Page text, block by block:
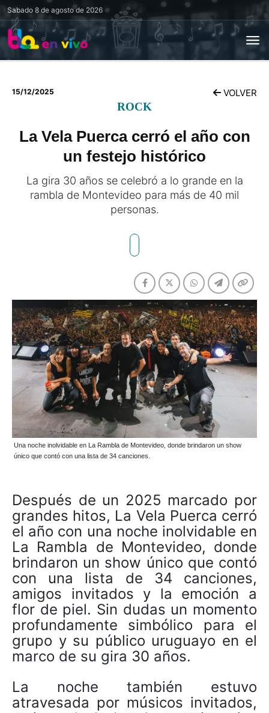
Sabado 8 de agosto de 2026
15/12/2025 VOLVER
ROCK
La Vela Puerca cerró el año con
un festejo histórico
La gira 30 años se celebró a lo grande en la
rambla de Montevideo para más de 40 mil
personas.
Una noche inolvidable en La Rambla de Montevideo, donde brindaron un show
único que contó con una lista de 34 canciones.
Después de un 2025 marcado por
grandes hitos, La Vela Puerca cerró
el año con una noche inolvidable en
La Rambla de Montevideo, donde
brindaron un show único que contó
con una lista de 34 canciones,
amigos invitados y la emoción a
flor de piel. Sin dudas un momento
profundamente simbólico para el
grupo y su público uruguayo en el
marco de su gira 30 años.
La noche también estuvo
atravesada por músicos invitados,